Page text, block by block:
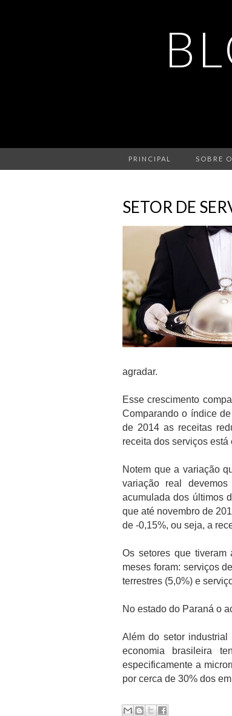
PRINCIPAL SOBRE
SETOR DE
agradar.
Esse crescimento
Comparando o índice
de 2014 as receitas
receita dos serviços
Notem que a variação
variação real
acumulada dos últimos
que até novembro de
de -0,15%, ou seja, a
Os setores que tiveram
meses foram: serviços
terrestres (5,0%) e
No estado do Paraná o
Além do setor
economia brasileira
especificamente a
por cerca de 30% dos